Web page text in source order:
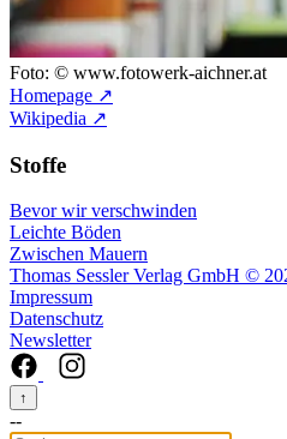
Foto: © www.fotowerk-aichner.at
Homepage ↗
Wikipedia ↗
Stoffe
Bevor wir verschwinden
Leichte Böden
Zwischen Mauern
Thomas Sessler Verlag GmbH ©
Impressum
Datenschutz
Newsletter
↑
--